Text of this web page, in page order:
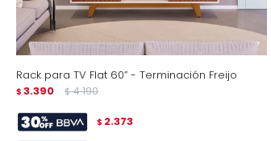
Rack para TV Flat 60” - Terminación Freijo
$ 3.390 $ 4.190
$ 2.373